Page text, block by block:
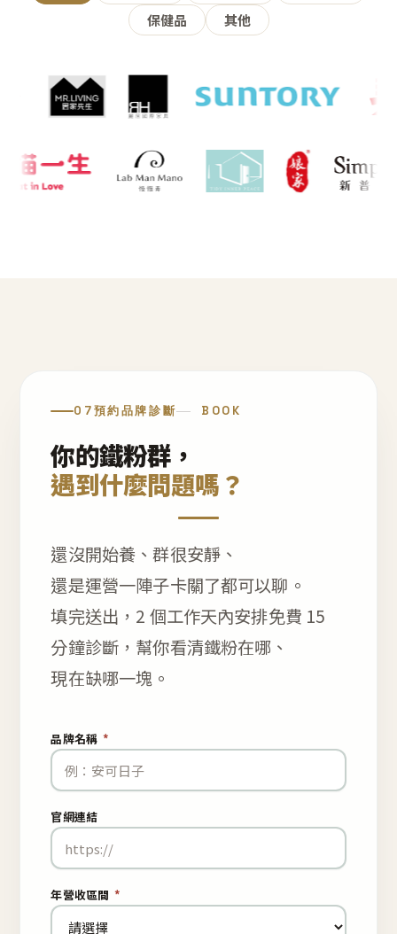
保健品
其他
07預約品牌診斷 BOOK
你的鐵粉群，
遇到什麼問題嗎？
還沒開始養、群很安靜、
還是運營一陣子卡關了都可以聊。
填完送出，2 個工作天內安排免費 15
分鐘診斷，幫你看清鐵粉在哪、
現在缺哪一塊。
品牌名稱 *
官網連結
年營收區間 *